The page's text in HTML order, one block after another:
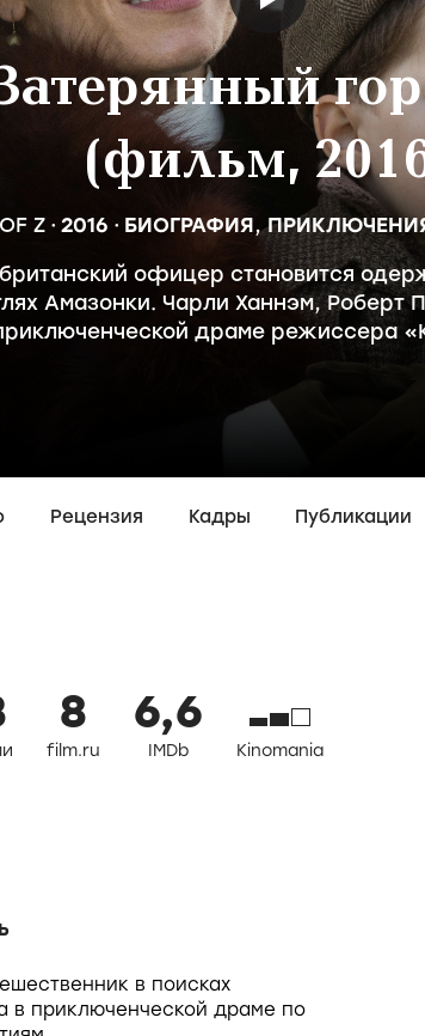
(фильм,
Z 2016 БИОГРАФИЯ,
британский офицер становится
Амазонки. Чарли Ханнэм, Роберт
драме режиссера
Рецензия Кадры Публикации
8
film.ru
6,6
IMDb Kinomania
в поисках
в приключенческой драме по